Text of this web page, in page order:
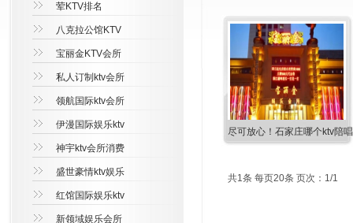
尽可放心！石家庄哪个ktv陪
共1条 每页20条 页次：1/1
荤KTV排名
八克拉公馆KTV
宝丽金KTV会所
私人订制ktv会所
领航国际ktv会所
伊漫国际娱乐ktv
神宇ktv会所消费
盛世豪情ktv娱乐
红馆国际娱乐ktv
新领域娱乐会所